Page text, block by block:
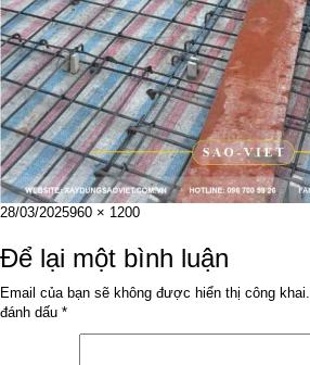
Đăng
ngày
28/03/2025Kích
đầy
đủ
960 × 1200
Để lại một bình luận
Email của bạn sẽ không được hiển thị công khai.
đánh dấu *